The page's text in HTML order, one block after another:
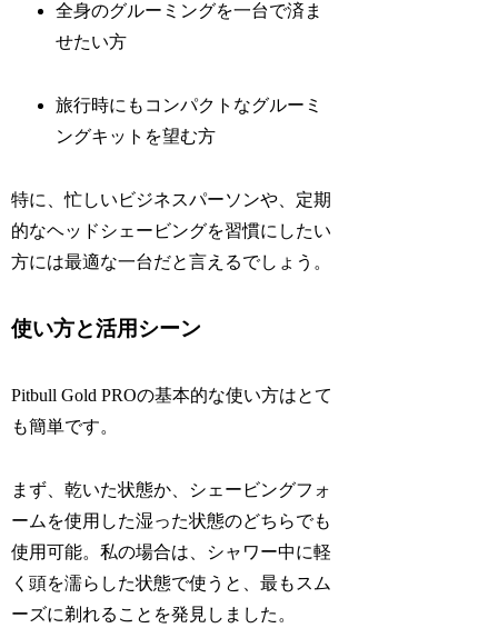
全身のグルーミングを一台で済ま
せたい方
旅行時にもコンパクトなグルーミ
ングキットを望む方
特に、忙しいビジネスパーソンや、定期
的なヘッドシェービングを習慣にしたい
方には最適な一台だと言えるでしょう。
使い方と活用シーン
Pitbull Gold PROの基本的な使い方はとて
も簡単です。
まず、乾いた状態か、シェービングフォ
ームを使用した湿った状態のどちらでも
使用可能。私の場合は、シャワー中に軽
く頭を濡らした状態で使うと、最もスム
ーズに剃れることを発見しました。